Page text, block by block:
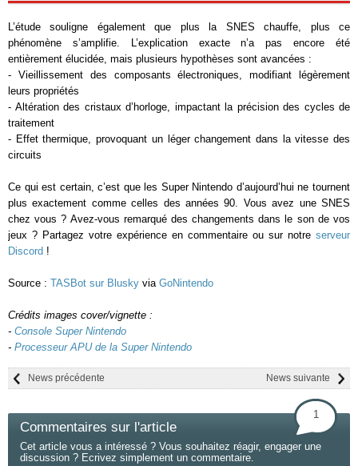
L’étude souligne également que plus la SNES chauffe, plus ce
phénomène s’amplifie. L’explication exacte n’a pas encore été
entièrement élucidée, mais plusieurs hypothèses sont avancées :
- Vieillissement des composants électroniques, modifiant légèrement
leurs propriétés
- Altération des cristaux d’horloge, impactant la précision des cycles de
traitement
- Effet thermique, provoquant un léger changement dans la vitesse des
circuits
Ce qui est certain, c’est que les Super Nintendo d’aujourd’hui ne tournent
plus exactement comme celles des années 90. Vous avez une SNES
chez vous ? Avez-vous remarqué des changements dans le son de vos
jeux ? Partagez votre expérience en commentaire ou sur notre serveur
Discord !
Source : TASBot sur Blusky via GoNintendo
Crédits images cover/vignette :
- Console Super Nintendo
- Processeur APU de la Super Nintendo
News suivante
News précédente
Commentaires sur l'article
1
Cet article vous a intéressé ? Vous souhaitez réagir, engager une
discussion ? Ecrivez simplement un commentaire.